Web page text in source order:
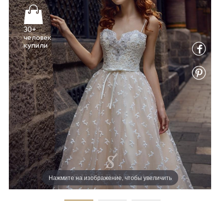
Нажмите на изображение, чтобы увеличить
30+
человек
купили